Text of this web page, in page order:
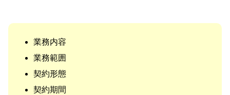
業務内容
業務範囲
契約形態
契約期間